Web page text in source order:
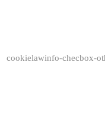
cookielawinfo-checbox-